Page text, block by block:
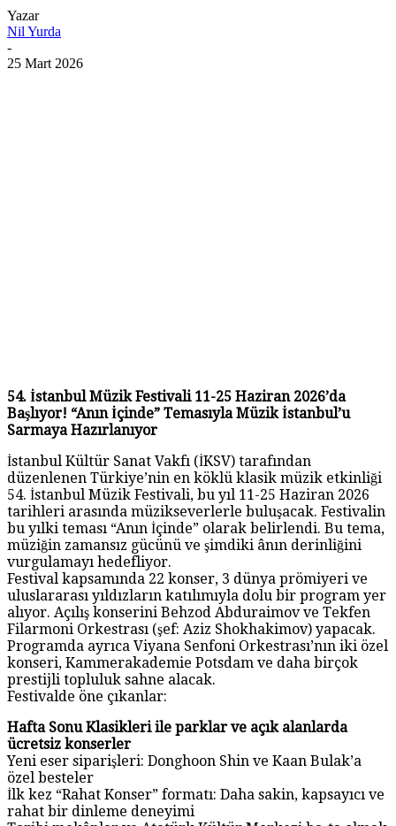
Yazar
Nil Yurda
-
25 Mart 2026
54. İstanbul Müzik Festivali 11-25 Haziran 2026’da
Başlıyor! “Anın İçinde” Temasıyla Müzik İstanbul’u
Sarmaya Hazırlanıyor
İstanbul Kültür Sanat Vakfı (İKSV) tarafından
düzenlenen Türkiye’nin en köklü klasik müzik etkinliği
54. İstanbul Müzik Festivali, bu yıl 11-25 Haziran 2026
tarihleri arasında müzikseverlerle buluşacak. Festivalin
bu yılki teması “Anın İçinde” olarak belirlendi. Bu tema,
müziğin zamansız gücünü ve şimdiki ânın derinliğini
vurgulamayı hedefliyor.
Festival kapsamında 22 konser, 3 dünya prömiyeri ve
uluslararası yıldızların katılımıyla dolu bir program yer
alıyor. Açılış konserini Behzod Abduraimov ve Tekfen
Filarmoni Orkestrası (şef: Aziz Shokhakimov) yapacak.
Programda ayrıca Viyana Senfoni Orkestrası’nın iki özel
konseri, Kammerakademie Potsdam ve daha birçok
prestijli topluluk sahne alacak.
Festivalde öne çıkanlar:
Hafta Sonu Klasikleri ile parklar ve açık alanlarda
ücretsiz konserler
Yeni eser siparişleri: Donghoon Shin ve Kaan Bulak’a
özel besteler
İlk kez “Rahat Konser” formatı: Daha sakin, kapsayıcı ve
rahat bir dinleme deneyimi